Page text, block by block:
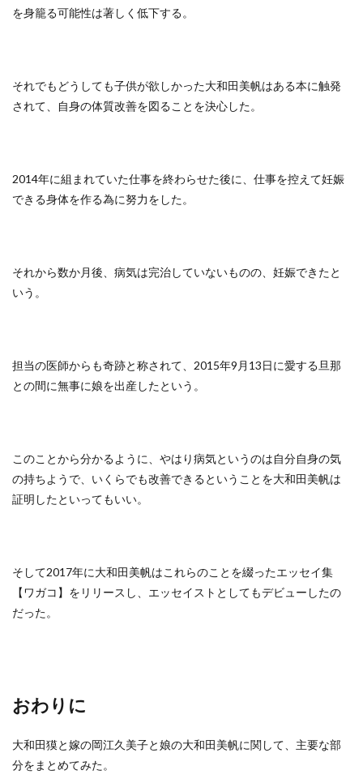
を身籠る可能性は著しく低下する。
それでもどうしても子供が欲しかった大和田美帆はある本に触発
されて、自身の体質改善を図ることを決心した。
2014年に組まれていた仕事を終わらせた後に、仕事を控えて妊娠
できる身体を作る為に努力をした。
それから数か月後、病気は完治していないものの、妊娠できたと
いう。
担当の医師からも奇跡と称されて、2015年9月13日に愛する旦那
との間に無事に娘を出産したという。
このことから分かるように、やはり病気というのは自分自身の気
の持ちようで、いくらでも改善できるということを大和田美帆は
証明したといってもいい。
そして2017年に大和田美帆はこれらのことを綴ったエッセイ集
【ワガコ】をリリースし、エッセイストとしてもデビューしたの
だった。
おわりに
大和田獏と嫁の岡江久美子と娘の大和田美帆に関して、主要な部
分をまとめてみた。